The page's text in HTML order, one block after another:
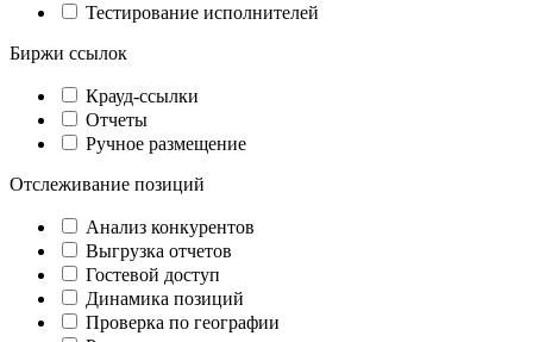
Тестирование исполнителей
Биржи ссылок
Крауд-ссылки
Отчеты
Ручное размещение
Отслеживание позиций
Анализ конкурентов
Выгрузка отчетов
Гостевой доступ
Динамика позиций
Проверка по географии